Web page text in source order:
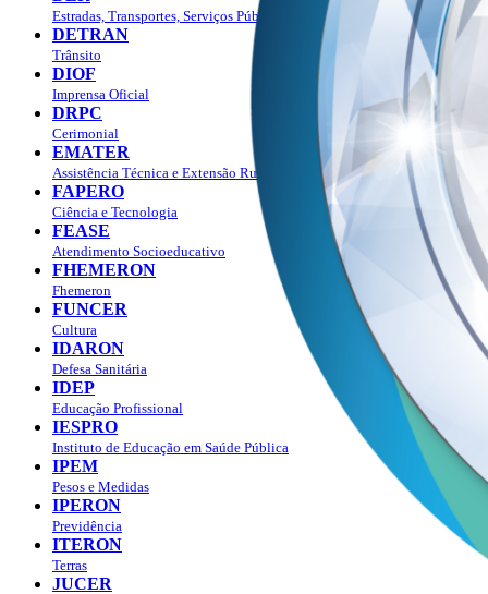
Estradas, Transportes, Serviços Públicos
DETRAN
Trânsito
DIOF
Imprensa Oficial
DRPC
Cerimonial
EMATER
Assistência Técnica e Extensão Rural
FAPERO
Ciência e Tecnologia
FEASE
Atendimento Socioeducativo
FHEMERON
Fhemeron
FUNCER
Cultura
IDARON
Defesa Sanitária
IDEP
Educação Profissional
IESPRO
Instituto de Educação em Saúde Pública
IPEM
Pesos e Medidas
IPERON
Previdência
ITERON
Terras
JUCER